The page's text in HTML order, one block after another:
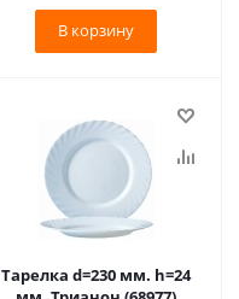
В корзину
Тарелка d=230 мм. h=24